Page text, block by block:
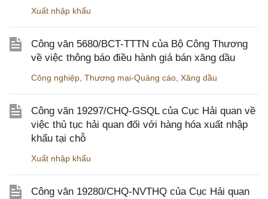
Xuất nhập khẩu
Công văn 5680/BCT-TTTN của Bộ Công Thương
về việc thông báo điều hành giá bán xăng dầu
Công nghiệp Thương mại-Quảng cáo Xăng dầu
Công văn 19297/CHQ-GSQL của Cục Hải quan về
việc thủ tục hải quan đối với hàng hóa xuất nhập
khẩu tại chỗ
Xuất nhập khẩu
Công văn 19280/CHQ-NVTHQ của Cục Hải quan